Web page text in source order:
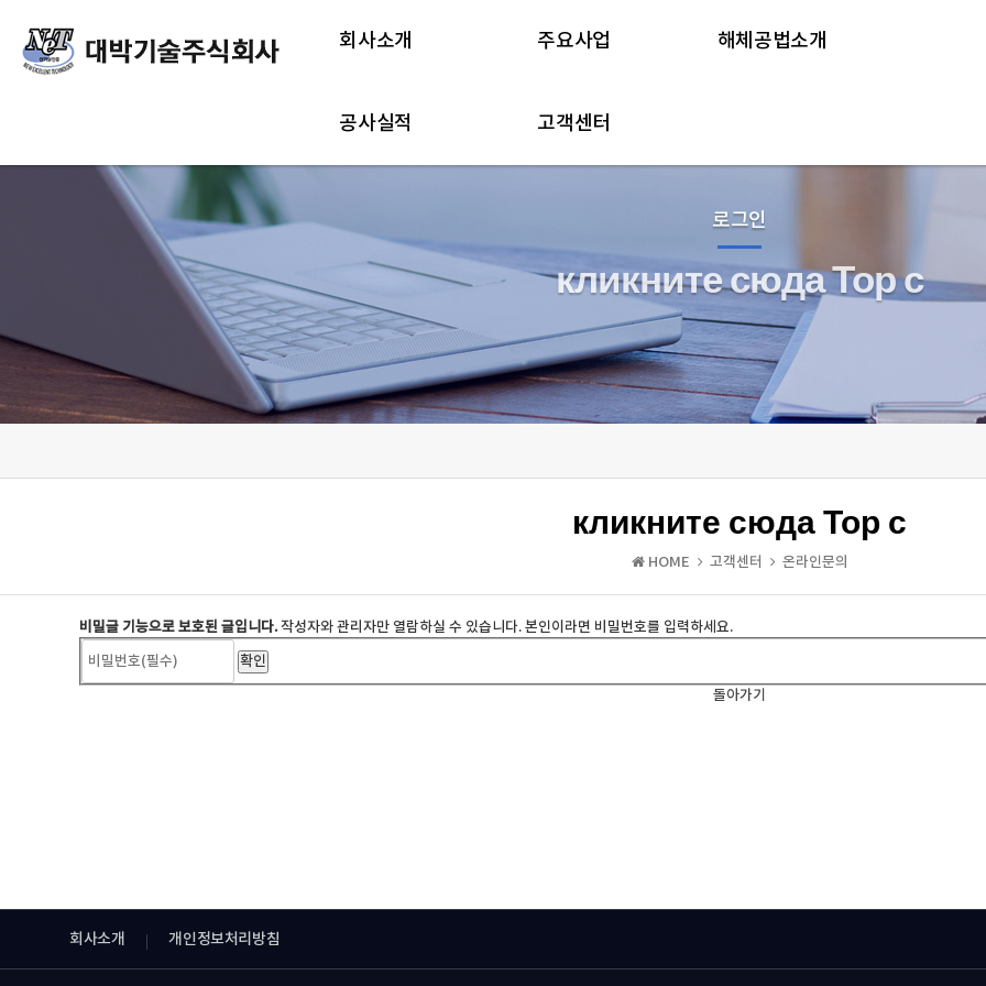
회사소개 주요사업 해체공법소개
공사실적 고객센터
로그인
кликните сюда Тор с
кликните сюда Тор с
HOME 고객센터 온라인문의
비밀글 기능으로 보호된 글입니다.작성자와 관리자만 열람하실 수 있습니다. 본인이라면 비밀번호를 입력하세요.
돌아가기
회사소개 개인정보처리방침